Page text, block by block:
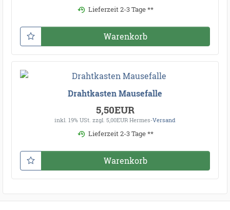
Lieferzeit 2-3 Tage **
Warenkorb
Drahtkasten Mausefalle
5,50EUR
inkl. 19% USt. zzgl. 5,00EUR Hermes-Versand
Lieferzeit 2-3 Tage **
Warenkorb